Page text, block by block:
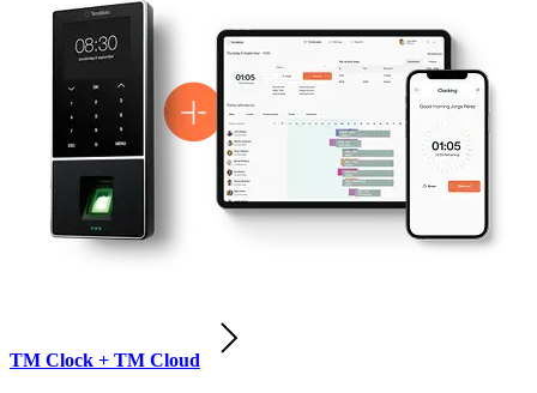
TM Clock + TM Cloud